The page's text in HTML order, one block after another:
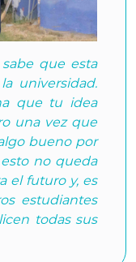
que esta
universidad.
que tu idea
una vez que
bueno por
no queda
el futuro y, es
estudiantes
todas sus